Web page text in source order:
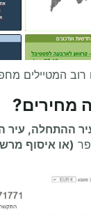
המטיילים
מחירים?
ההתחלה, עיר
(או איסוף